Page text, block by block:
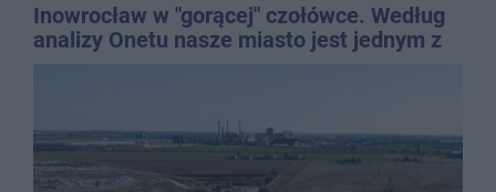
Inowrocław w "gorącej" czołówce. Według
analizy Onetu nasze miasto jest jednym z